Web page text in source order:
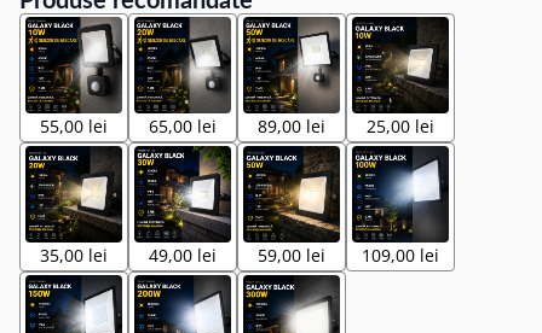
55,00 lei 65,00 lei 89,00 lei 25,00 lei
35,00 lei 49,00 lei 59,00 lei 109,00 lei